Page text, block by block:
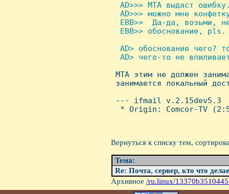
AD>>> MTA выдаст
AD>>> можно мне
EBB>>  Да-да, возьми,
  EBB>> обoснование, pls.
AD> обоснование чего?
AD> чего-то не
MTA этим не должен
занимается локальный
--- ifmail v.2.15dev5.3
* Origin: Comcor-TV
Вернуться к списку тем,
Тема:
Re: Почта, сервер, кто что
Архивное /ru.linux/